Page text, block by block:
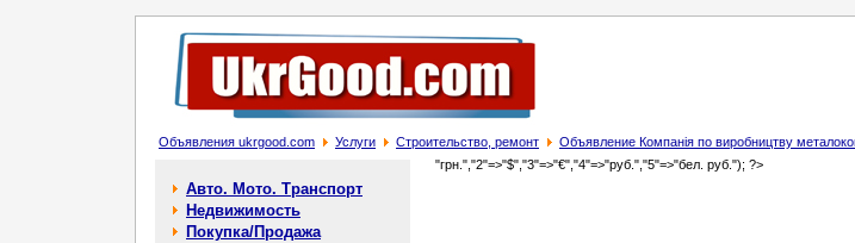
Объявления ukrgood.com Услуги Строительство, ремонт Объявление Компанія по виробництву
Авто. Мото. Транспорт
Недвижимость
Покупка/Продажа
"грн.","2"=>"$","3"=>"€","4"=>"руб.","5"=>"бел. руб."); ?>